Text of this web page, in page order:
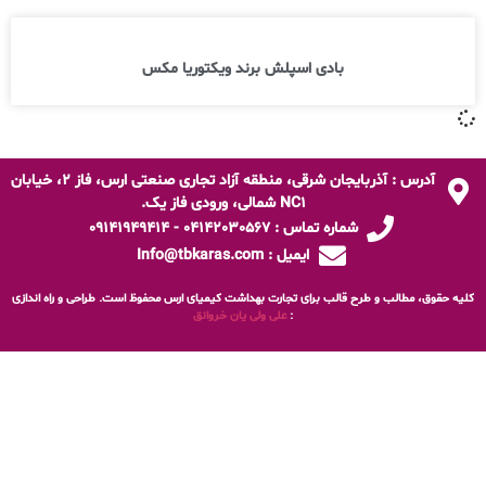
بادی اسپلش برند ویکتوریا مکس
آدرس : آذربایجان شرقی، منطقه آزاد تجاری صنعتی ارس، فاز 2، خیابان
NC1 شمالی، ورودی فاز یک.
شماره تماس : 04142030567 - 09141949414
ایمیل : Info@tbkaras.com
کلیه حقوق، مطالب و طرح قالب برای تجارت بهداشت کیمیای ارس محفوظ است. طراحی و راه اندازی
:علی ولی یان خروانق